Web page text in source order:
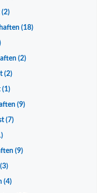
(2)
(18)
(2)
(2)
(1)
(9)
(7)
(9)
(3)
(4)